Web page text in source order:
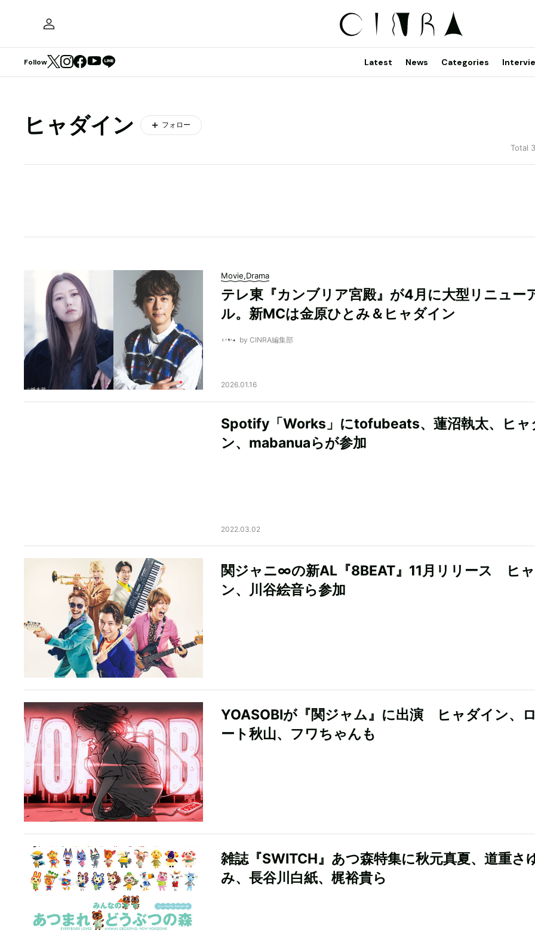
Follow Latest News Categories
ヒャダイン フォロー
Total
Movie,Drama
テレ東『カンブリア宮殿』が4月に大型リニュー
ル。新MCは金原ひとみ＆ヒャダイン
by CINRA編集部
2026.01.16
Spotify「Works」にtofubeats、蓮沼執太、ヒャ
ン、mabanuaらが参加
2022.03.02
関ジャニ∞の新AL『8BEAT』11月リリース ヒ
ン、川谷絵音ら参加
YOASOBIが『関ジャム』に出演 ヒャダイン、
ート秋山、フワちゃんも
雑誌『SWITCH』あつ森特集に秋元真夏、道重さ
み、長谷川白紙、梶裕貴ら